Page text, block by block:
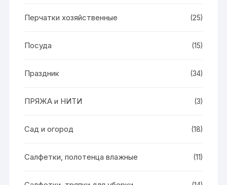
Перчатки хозяйственные (25)
Посуда (15)
Праздник (34)
ПРЯЖА и НИТИ (3)
Сад и огород (18)
Салфетки, полотенца влажные (11)